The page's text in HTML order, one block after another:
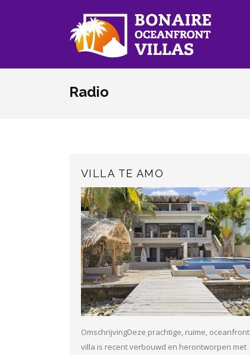
Skip to main content
Radio
VILLA TE AMO
OmschrijvingDeze prachtige, ruime, oceanfront
villa is recent verbouwd en herontworpen met